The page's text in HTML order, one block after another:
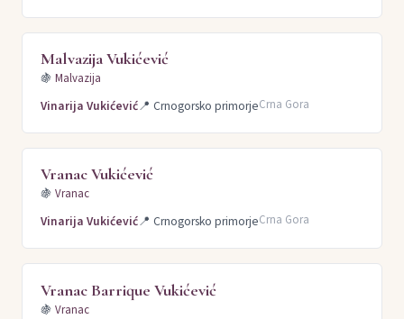
Malvazija Vukićević
🍇 Malvazija
Vinarija Vukićević📍 Crnogorsko primorjeCrna Gora
Vranac Vukićević
🍇 Vranac
Vinarija Vukićević📍 Crnogorsko primorjeCrna Gora
Vranac Barrique Vukićević
🍇 Vranac